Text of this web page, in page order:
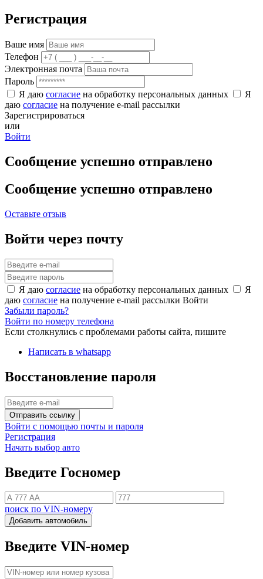
Регистрация
Ваше имя
Телефон
Электронная почта
Пароль
Я даю согласие на обработку персональных данных
Я
даю согласие на получение e-mail рассылки
Зарегистрироваться
или
Войти
Сообщение успешно отправлено
Сообщение успешно отправлено
Оставьте отзыв
Войти через почту
Я даю согласие на обработку персональных данных
Я
даю согласие на получение e-mail рассылки Войти
Забыли пароль?
Войти по номеру телефона
Если столкнулись с проблемами работы сайта, пишите
Написать в whatsapp
Восстановление пароля
Отправить ссылку
Войти с помощью почты и пароля
Регистрация
Начать выбор авто
Введите Госномер
поиск по VIN-номеру
Добавить автомобиль
Введите VIN-номер